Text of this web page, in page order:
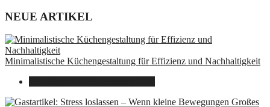
NEUE ARTIKEL
Minimalistische Küchengestaltung für Effizienz und Nachhaltigkeit